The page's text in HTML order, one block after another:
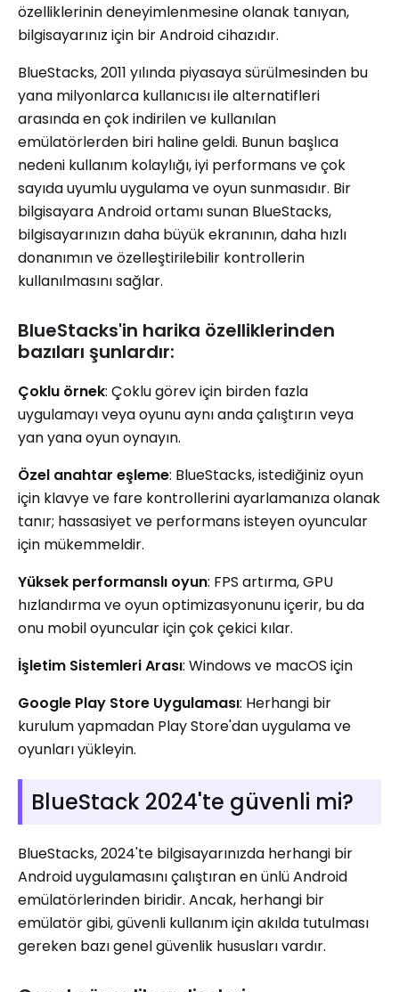
özelliklerinin deneyimlenmesine olanak tanıyan,
bilgisayarınız için bir Android cihazıdır.
BlueStacks, 2011 yılında piyasaya sürülmesinden bu
yana milyonlarca kullanıcısı ile alternatifleri
arasında en çok indirilen ve kullanılan
emülatörlerden biri haline geldi. Bunun başlıca
nedeni kullanım kolaylığı, iyi performans ve çok
sayıda uyumlu uygulama ve oyun sunmasıdır. Bir
bilgisayara Android ortamı sunan BlueStacks,
bilgisayarınızın daha büyük ekranının, daha hızlı
donanımın ve özelleştirilebilir kontrollerin
kullanılmasını sağlar.
BlueStacks'in harika özelliklerinden
bazıları şunlardır:
Çoklu örnek: Çoklu görev için birden fazla
uygulamayı veya oyunu aynı anda çalıştırın veya
yan yana oyun oynayın.
Özel anahtar eşleme: BlueStacks, istediğiniz oyun
için klavye ve fare kontrollerini ayarlamanıza olanak
tanır; hassasiyet ve performans isteyen oyuncular
için mükemmeldir.
Yüksek performanslı oyun: FPS artırma, GPU
hızlandırma ve oyun optimizasyonunu içerir, bu da
onu mobil oyuncular için çok çekici kılar.
İşletim Sistemleri Arası: Windows ve macOS için
Google Play Store Uygulaması: Herhangi bir
kurulum yapmadan Play Store'dan uygulama ve
oyunları yükleyin.
BlueStack 2024'te güvenli mi?
BlueStacks, 2024'te bilgisayarınızda herhangi bir
Android uygulamasını çalıştıran en ünlü Android
emülatörlerinden biridir. Ancak, herhangi bir
emülatör gibi, güvenli kullanım için akılda tutulması
gereken bazı genel güvenlik hususları vardır.